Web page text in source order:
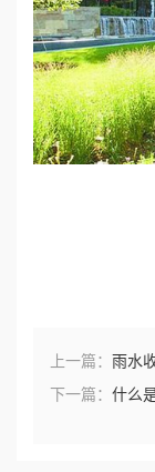
上一篇： 雨水
下一篇： 什么